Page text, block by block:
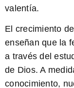
valentía.
El crecimiento
enseñan que la
a través del
de Dios. A
conocimiento,